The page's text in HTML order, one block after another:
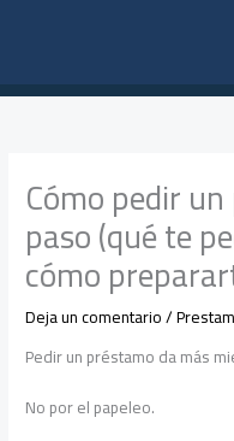
Cómo pedir
paso (qué te
cómo
Deja un comentario/
Pedir un préstamo da más
No por el papeleo.